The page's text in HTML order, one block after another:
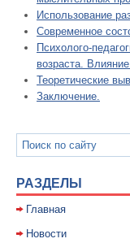
Использование
Современное
Психолого-
возраста.
Теоретические
Заключение.
РАЗДЕЛЫ
Главная
Новости